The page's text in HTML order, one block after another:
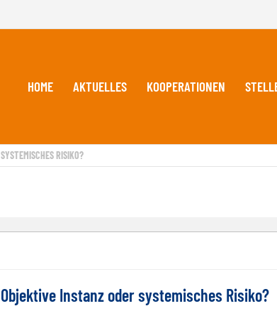
HOME AKTUELLES KOOPERATIONEN
RISIKO?
Instanz oder systemisches Risiko?